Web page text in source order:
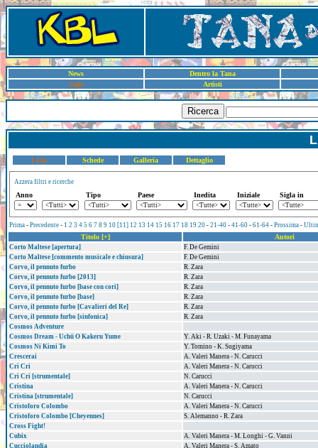
News
Dentro la Tana
Sigle
Artisti
Ricerca
Lista Schede Galleria Dettaglio
Azzera filtri e ricerche
Anno Tipo Paese Inedita Iniziale Sigla in
Prima - Precedente - 1 2 3 4 5 6 7 8 9 10 [11] 12 13 14 15 16 17 18 19 20 - 21-40 - 41-60 - 61-64 - Prossima -
Titolo [+] Autori
Corto Maltese [apertura]
F. De Gemini
Corto Maltese [commento musicale e chiusura]
F. De Gemini
Corvo, il pennuto furbo
R. Zara
Corvo, il pennuto furbo [2013]
R. Zara
Corvo, il pennuto furbo [base con cori]
R. Zara
Corvo, il pennuto furbo [base]
R. Zara
Corvo, il pennuto furbo [Cavalieri del Re]
R. Zara
Corvo, il pennuto furbo [sinfonica]
R. Zara
Cosmos Adventure
Cosmos Dream - Uchū O Kakeru Yume
Y. Aki - R. Uzaki - M. Funayama
Cosmos Ni Kimi To
Y. Tomino - K. Sugiyama
Crescerai
A. Valeri Manera - N. Carucci
Cri Cri
A. Valeri Manera - N. Carucci
Cri Cri [strumentale]
N. Carucci
Cristina
A. Valeri Manera - N. Carucci
Cristina [strumentale]
N. Carucci
Cristoforo Colombo
A. Valeri Manera - N. Carucci
Cristoforo Colombo [Cheyennes]
S. Alemanno - R. Zara
Cross Fight!
Cubix
A. Valeri Manera - M. Longhi - G. Vanni
Cucciolandia
A. Valeri Manera - S. Amato